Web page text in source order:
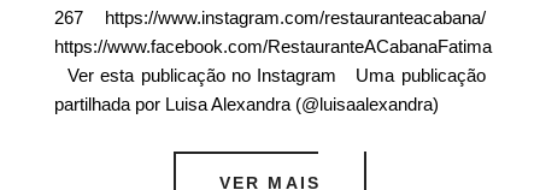
267 https://www.instagram.com/restauranteacabana/
https://www.facebook.com/RestauranteACabanaFatima
Ver esta publicação no Instagram Uma publicação
partilhada por Luisa Alexandra (@luisaalexandra)
VER MAIS